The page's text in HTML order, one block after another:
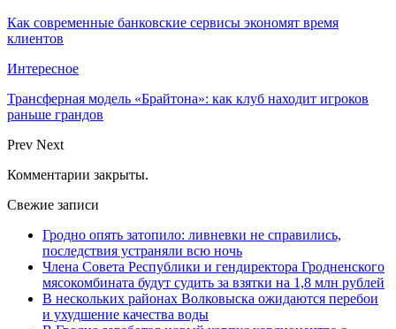
Как современные банковские сервисы экономят время
клиентов
Интересное
Трансферная модель «Брайтона»: как клуб находит игроков
раньше грандов
Prev Next
Комментарии закрыты.
Свежие записи
Гродно опять затопило: ливневки не справились,
последствия устраняли всю ночь
Члена Совета Республики и гендиректора Гродненского
мясокомбината будут судить за взятки на 1,8 млн рублей
В нескольких районах Волковыска ожидаются перебои
и ухудшение качества воды